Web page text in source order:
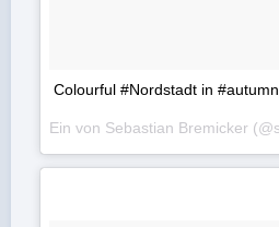
Colourful #Nordstadt in #autumn